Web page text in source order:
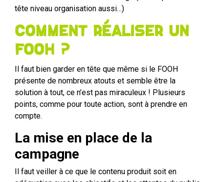
tête niveau organisation aussi…)
Comment réaliser un
FOOH ?
Il faut bien garder en tête que même si le FOOH
présente de nombreux atouts et semble être la
solution à tout, ce n’est pas miraculeux ! Plusieurs
points, comme pour toute action, sont à prendre en
compte.
La mise en place de la
campagne
Il faut veiller à ce que le contenu produit soit en